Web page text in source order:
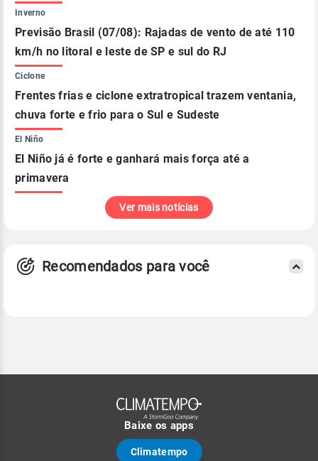
Inverno
Previsão Brasil (07/08): Rajadas de vento de até 110
km/h no litoral e leste de SP e sul do RJ
Ciclone
Frentes frias e ciclone extratropical trazem ventania,
chuva forte e frio para o Sul e Sudeste
El Niño
El Niño já é forte e ganhará mais força até a
primavera
Ver mais notícias
Recomendados para você
Baixe os apps
Climatempo